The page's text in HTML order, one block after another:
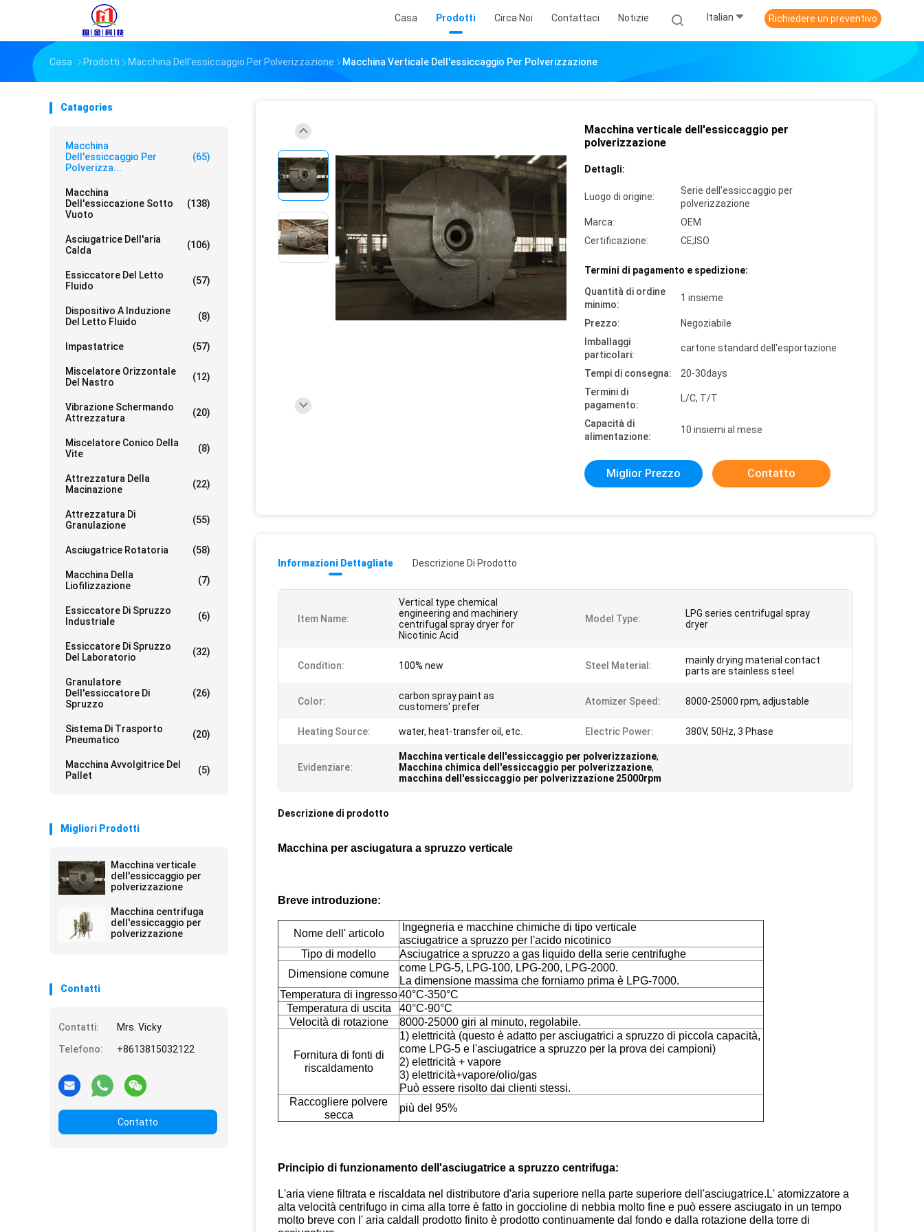
Casa Prodotti Circa Noi Contattaci Notizie Italian Richiedere un preventivo
Casa Prodotti Macchina Dell'essiccaggio Per Polverizzazione Macchina Verticale Dell'essiccaggio Per Polverizzazione
Catagories
Macchina
Dell'essiccaggio Per
Polverizza...
(65)
Macchina
Dell'essiccazione Sotto
Vuoto
(138)
Asciugatrice Dell'aria
Calda
(106)
Essiccatore Del Letto
Fluido
(57)
Dispositivo A Induzione
Del Letto Fluido
(8)
Impastatrice (57)
Miscelatore Orizzontale
Del Nastro
(12)
Vibrazione Schermando
Attrezzatura
(20)
Miscelatore Conico Della
Vite
(8)
Attrezzatura Della
Macinazione
(22)
Attrezzatura Di
Granulazione
(55)
Asciugatrice Rotatoria (58)
Macchina Della
Liofilizzazione
(7)
Essiccatore Di Spruzzo
Industriale
(6)
Essiccatore Di Spruzzo
Del Laboratorio
(32)
Granulatore
Dell'essiccatore Di
Spruzzo
(26)
Sistema Di Trasporto
Pneumatico
(20)
Macchina Avvolgitrice Del
Pallet
(5)
Migliori Prodotti
Macchina verticale
dell'essiccaggio per
polverizzazione
Macchina centrifuga
dell'essiccaggio per
polverizzazione
Contatti
Contatti:
Mrs. Vicky
Telefono:
+8613815032122
Contatto
Macchina verticale dell'essiccaggio per
polverizzazione
Dettagli:
Luogo di origine:
Serie dell'essiccaggio per
polverizzazione
Marca:
OEM
Certificazione:
CE;ISO
Termini di pagamento e spedizione:
Quantità di ordine
minimo:
1 insieme
Prezzo:
Negoziabile
Imballaggi
particolari:
cartone standard dell'esportazione
Tempi di consegna:
20-30days
Termini di
pagamento:
L/C, T/T
Capacità di
alimentazione:
10 insiemi al mese
Miglior Prezzo Contatto
Informazioni Dettagliate Descrizione Di Prodotto
Item Name:
Vertical type chemical
engineering and machinery
centrifugal spray dryer for
Nicotinic Acid
Model Type:
LPG series centrifugal spray
dryer
Condition: 100% new Steel Material:
mainly drying material contact
parts are stainless steel
Color:
carbon spray paint as
customers' prefer
Atomizer Speed: 8000-25000 rpm, adjustable
Heating Source: water, heat-transfer oil, etc. Electric Power: 380V, 50Hz, 3 Phase
Evidenziare:
Macchina verticale dell'essiccaggio per polverizzazione,
Macchina chimica dell'essiccaggio per polverizzazione,
macchina dell'essiccaggio per polverizzazione 25000rpm
Descrizione di prodotto
Macchina per asciugatura a spruzzo verticale
Breve introduzione:
Nome dell' articolo
Ingegneria e macchine chimiche di tipo verticale
asciugatrice a spruzzo per l'acido nicotinico
Tipo di modello
Asciugatrice a spruzzo a gas liquido della serie centrifughe
Dimensione comune
come LPG-5, LPG-100, LPG-200, LPG-2000.
La dimensione massima che forniamo prima è LPG-7000.
Temperatura di ingresso40°C-350°C
Temperatura di uscita
40°C-90°C
Velocità di rotazione
8000-25000 giri al minuto, regolabile.
Fornitura di fonti di
riscaldamento
1) elettricità (questo è adatto per asciugatrici a spruzzo di piccola capacità,
come LPG-5 e l'asciugatrice a spruzzo per la prova dei campioni)
2) elettricità + vapore
3) elettricità+vapore/olio/gas
Può essere risolto dai clienti stessi.
Raccogliere polvere
secca
più del 95%
Principio di funzionamento dell'asciugatrice a spruzzo centrifuga:
L'aria viene filtrata e riscaldata nel distributore d'aria superiore nella parte superiore dell'asciugatrice.L' atomizzatore a
alta velocità centrifugo in cima alla torre è fatto in goccioline di nebbia molto fine e può essere asciugato in un tempo
molto breve con l' aria caldaIl prodotto finito è prodotto continuamente dal fondo e dalla rotazione della torre di